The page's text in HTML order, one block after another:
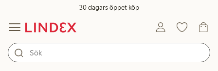
30 dagars öppet köp